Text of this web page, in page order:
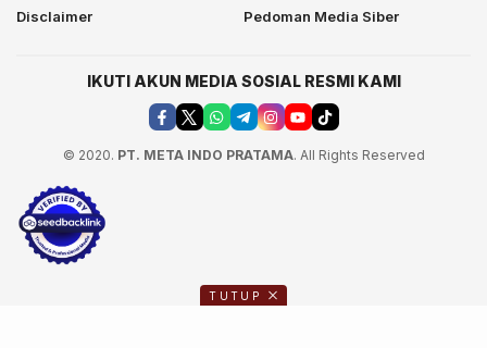
Disclaimer
Pedoman Media Siber
IKUTI AKUN MEDIA SOSIAL RESMI KAMI
© 2020. PT. META INDO PRATAMA. All Rights Reserved
TUTUP